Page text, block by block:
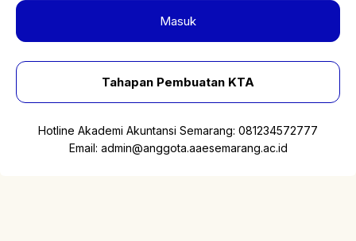
Masuk
Tahapan Pembuatan KTA
Hotline Akademi Akuntansi Semarang: 081234572777
Email: admin@anggota.aaesemarang.ac.id